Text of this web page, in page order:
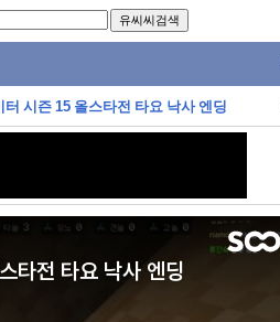
시즌 15 올스타전 타요 낙사 엔딩